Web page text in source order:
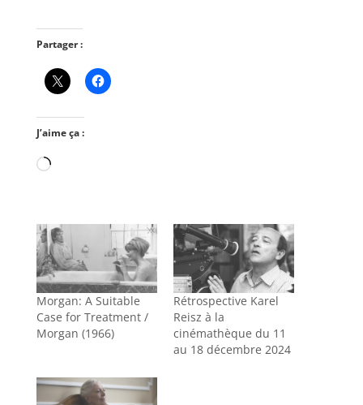
Partager :
J’aime ça :
Chargement…
Morgan: A Suitable
Case for Treatment /
Morgan (1966)
Rétrospective Karel
Reisz à la
cinémathèque du 11
au 18 décembre 2024